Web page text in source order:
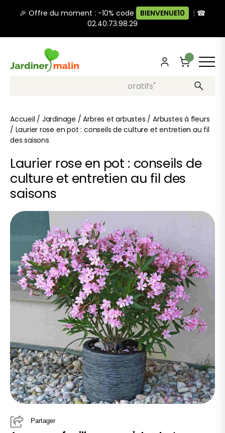
🎉 Offre du moment : -10% code BIENVENUE10 | ☎
02.40.73.98.29
Recherche, ex: "pots décoratifs"
Accueil / Jardinage /Arbres et arbustes /Arbustes à fleurs
/ Laurier rose en pot : conseils de culture et entretien au fil
des saisons
Laurier rose en pot : conseils de
culture et entretien au fil des
saisons
Partager